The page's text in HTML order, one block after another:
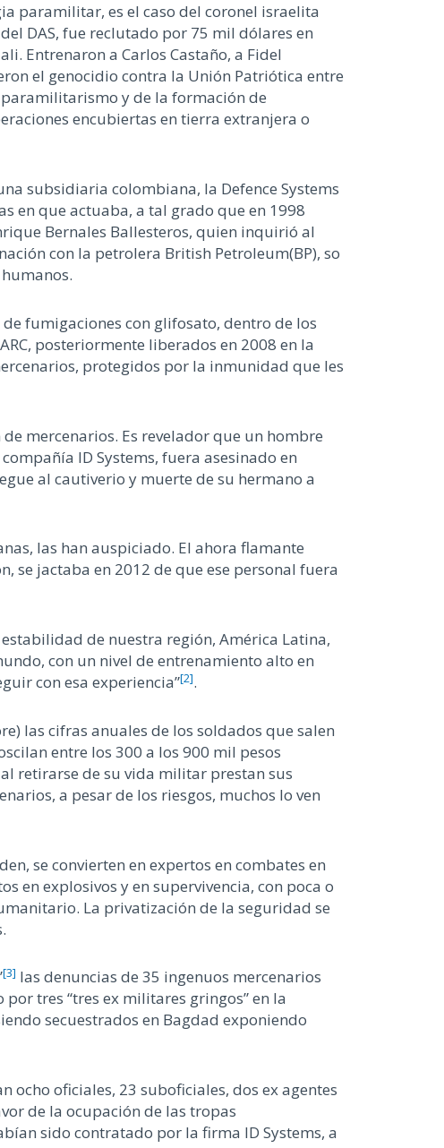
paramilitar, es el caso del coronel israelita
DAS, fue reclutado por 75 mil dólares en
Entrenaron a Carlos Castaño, a Fidel
el genocidio contra la Unión Patriótica entre
y de la formación de
encubiertas en tierra extranjera o
subsidiaria colombiana, la Defence Systems
en que actuaba, a tal grado que en 1998
Bernales Ballesteros, quien inquirió al
con la petrolera British Petroleum(BP), so
fumigaciones con glifosato, dentro de los
posteriormente liberados en 2008 en la
protegidos por la inmunidad que les
mercenarios. Es revelador que un hombre
ID Systems, fuera asesinado en
al cautiverio y muerte de su hermano a
las han auspiciado. El ahora flamante
se jactaba en 2012 de que ese personal fuera
de nuestra región, América Latina,
con un nivel de entrenamiento alto en
con esa experiencia”[2].
las cifras anuales de los soldados que salen
entre los 300 a los 900 mil pesos
retirarse de su vida militar prestan sus
a pesar de los riesgos, muchos lo ven
se convierten en expertos en combates en
en explosivos y en supervivencia, con poca o
La privatización de la seguridad se
[3] las denuncias de 35 ingenuos mercenarios
tres “tres ex militares gringos” en la
secuestrados en Bagdad exponiendo
ocho oficiales, 23 suboficiales, dos ex agentes
de la ocupación de las tropas
sido contratado por la firma ID Systems, a